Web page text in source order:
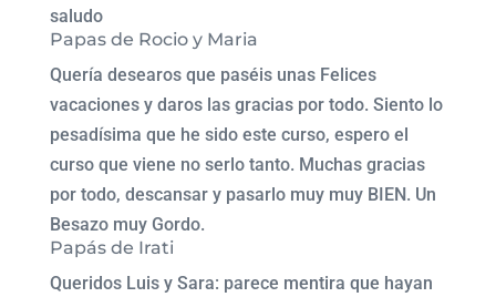
saludo
Papas de Rocio y Maria
Quería desearos que paséis unas Felices
vacaciones y daros las gracias por todo. Siento lo
pesadísima que he sido este curso, espero el
curso que viene no serlo tanto. Muchas gracias
por todo, descansar y pasarlo muy muy BIEN. Un
Besazo muy Gordo.
Papás de Irati
Queridos Luis y Sara: parece mentira que hayan